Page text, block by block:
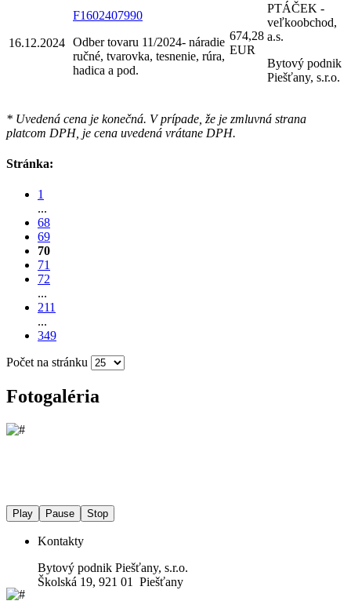
16.12.2024
F1602407990
Odber tovaru 11/2024- náradie
ručné, tvarovka, tesnenie, rúra,
hadica a pod.
674,28
EUR
PTÁČEK -
veľkoobchod,
a.s.
Bytový podnik
Piešťany, s.r.o.
* Uvedená cena je konečná. V prípade, že je zmluvná strana
platcom DPH, je cena uvedená vrátane DPH.
Stránka:
1
...
68
69
70
71
72
...
211
...
349
Počet na stránku
Fotogaléria
Play Pause Stop
Kontakty
Bytový podnik Piešťany, s.r.o.
Školská 19, 921 01 Piešťany